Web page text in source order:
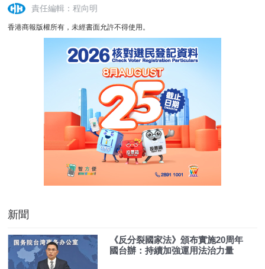
責任編輯：程向明
香港商報版權所有，未經書面允許不得使用。
新聞
《反分裂國家法》頒布實施20周年
國台辦：持續加強運用法治力量